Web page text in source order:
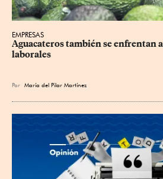
EMPRESAS
Aguacateros también se enfrentan
laborales
Por María del Pilar Martínez